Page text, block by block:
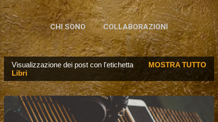
CHI SONO COLLABORAZIONI
o
s
t
Visualizzazione dei post con l'etichetta
Libri
MOSTRA TUTTO